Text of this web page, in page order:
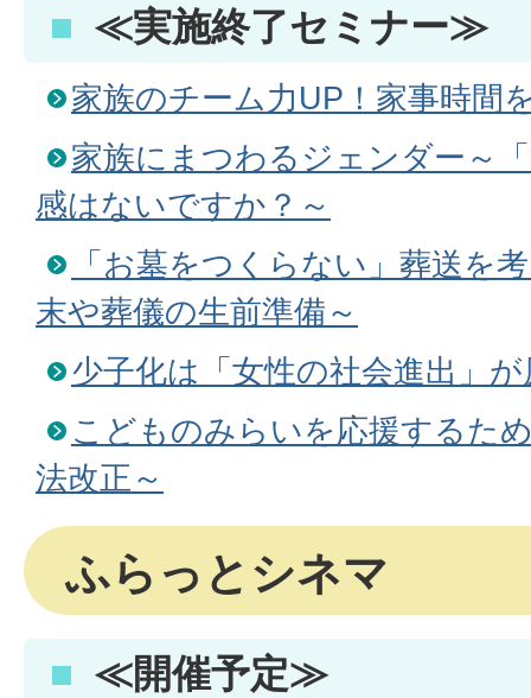
≪実施終了セミナー≫
家族のチーム力UP！家事時間
家族にまつわるジェンダー～
感はないですか？～
「お墓をつくらない」葬送を
末や葬儀の生前準備～
少子化は「女性の社会進出」が
こどものみらいを応援するた
法改正～
ふらっとシネマ
≪開催予定≫